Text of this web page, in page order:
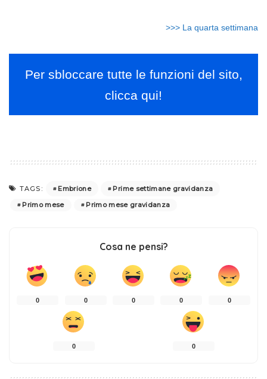
>>> La quarta settimana
Per sbloccare tutte le funzioni del sito,
clicca qui!
TAGS: Embrione
Prime settimane gravidanza
Primo mese
Primo mese gravidanza
Cosa ne pensi?
0 0 0 0 0
0 0